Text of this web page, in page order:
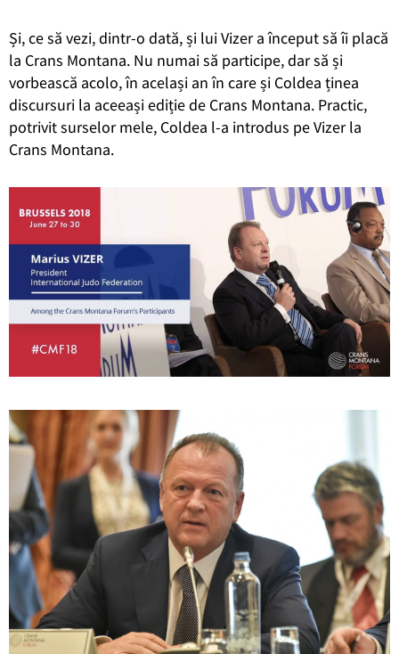
Și, ce să vezi, dintr-o dată, și lui Vizer a început să îi placă
la Crans Montana. Nu numai să participe, dar să și
vorbească acolo, în același an în care și Coldea ținea
discursuri la aceeași ediție de Crans Montana. Practic,
potrivit surselor mele, Coldea l-a introdus pe Vizer la
Crans Montana.